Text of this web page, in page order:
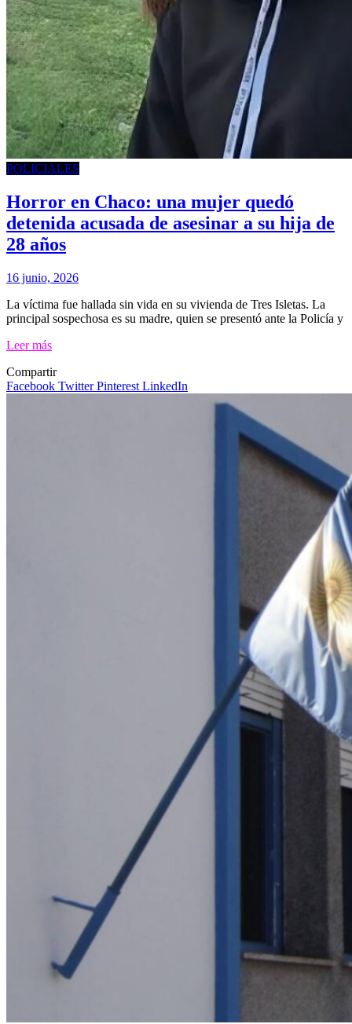
POLICIALES
Horror en Chaco: una mujer quedó
detenida acusada de asesinar a su hija de
28 años
16 junio, 2026
La víctima fue hallada sin vida en su vivienda de Tres Isletas. La
principal sospechosa es su madre, quien se presentó ante la Policía y
Leer más
Compartir
Facebook TwitterPinterest LinkedIn